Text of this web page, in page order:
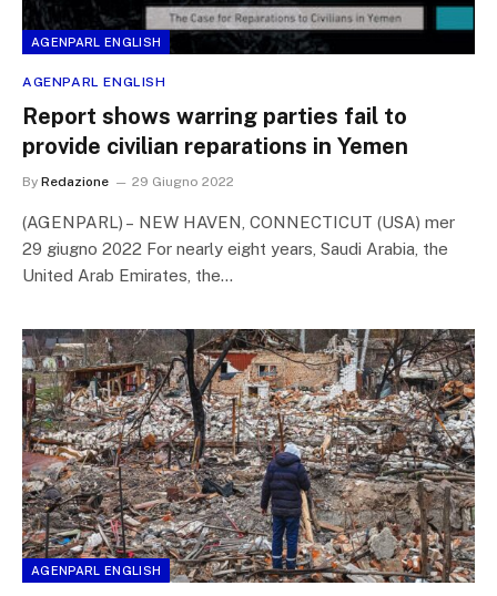
AGENPARL ENGLISH
AGENPARL ENGLISH
Report shows warring parties fail to
provide civilian reparations in Yemen
By Redazione 29 Giugno 2022
(AGENPARL) – NEW HAVEN, CONNECTICUT (USA) mer
29 giugno 2022 For nearly eight years, Saudi Arabia, the
United Arab Emirates, the…
AGENPARL ENGLISH